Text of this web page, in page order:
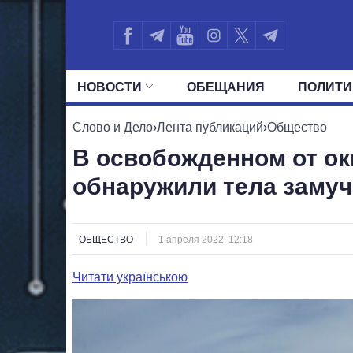
НОВОСТИ ОБЕЩАНИЯ
ВСЕ ПОЛИТИКИ ПРЕЗИДЕНТ И
Слово и Дело›Лента публикаций›Общество
В освобожденном от
обнаружили тела
ОБЩЕСТВО 1 апреля 2022, 12:18
Читати українською